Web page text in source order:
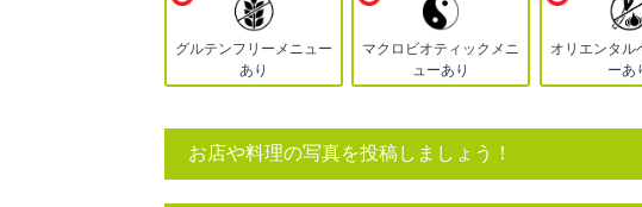
グルテンフリーメニュー
あり
マクロビオティックメニ
ューあり
オリエンタル
ーあ
お店や料理の写真を投稿しましょう！